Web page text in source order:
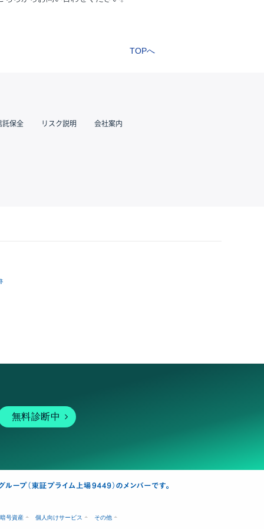
TOPへ
託保全 リスク説明 会社案内
無料診断中
暗号資産 個人向けサービス その他